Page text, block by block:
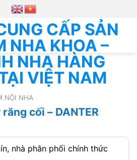
NỘI NHA
cối – DANTER
nhà phân phối chính thức